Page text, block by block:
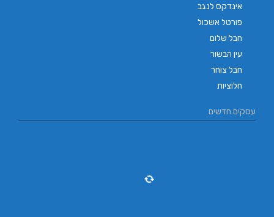
אינדקס לנגב
פורטל אשכול
חבל שלום
עין הבשור
חבל צוחר
חלוציות
עסקים חדשים